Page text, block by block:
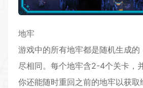
地牢
游戏中的所有地牢都是随机生成的
尽相同。每个地牢含2-4个关卡，
你还能随时重回之前的地牢以获取